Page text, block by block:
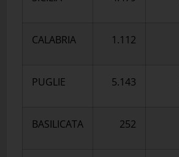
CALABRIA 1.112
PUGLIE 5.143
BASILICATA 252